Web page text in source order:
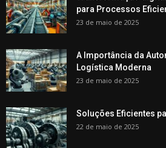
para Processos
23 de maio de 2025
A Importância da
Logística Moderna
23 de maio de 2025
Soluções Eficientes
22 de maio de 2025